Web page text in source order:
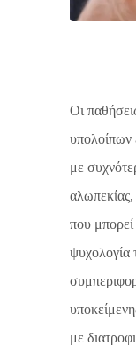
Οι
υπολοίπων
με
που μπορεί
ψυχολογία
με